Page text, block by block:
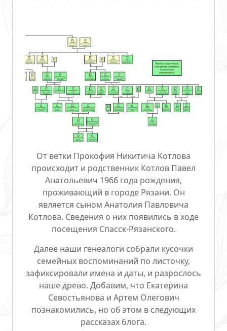
От ветки Прокофия Никитича Котлова
происходит и родственник Котлов Павел
Анатольевич 1966 года рождения,
проживающий в городе Рязани. Он
является сыном Анатолия Павловича
Котлова. Сведения о них появились в ходе
посещения Спасск-Рязанского.
Далее наши генеалоги собрали кусочки
семейных воспоминаний по листочку,
зафиксировали имена и даты, и разрослось
наше древо. Добавим, что Екатерина
Севостьянова и Артем Олегович
познакомились, но об этом в следующих
рассказах блога.